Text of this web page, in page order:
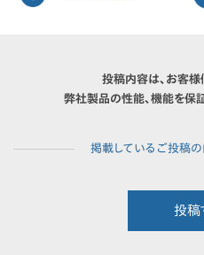
投稿内容は、お客様
弊社製品の性能、機能を保
投稿